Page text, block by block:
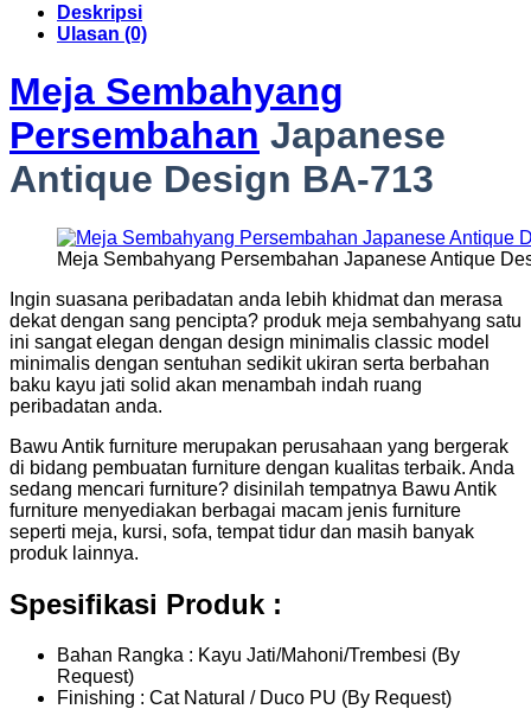
Deskripsi
Ulasan (0)
Meja Sembahyang
Persembahan Japanese
Antique Design BA-713
Meja Sembahyang Persembahan Japanese Antique
Ingin suasana peribadatan anda lebih khidmat dan merasa
dekat dengan sang pencipta? produk meja sembahyang satu
ini sangat elegan dengan design minimalis classic model
minimalis dengan sentuhan sedikit ukiran serta berbahan
baku kayu jati solid akan menambah indah ruang
peribadatan anda.
Bawu Antik furniture merupakan perusahaan yang bergerak
di bidang pembuatan furniture dengan kualitas terbaik. Anda
sedang mencari furniture? disinilah tempatnya Bawu Antik
furniture menyediakan berbagai macam jenis furniture
seperti meja, kursi, sofa, tempat tidur dan masih banyak
produk lainnya.
Spesifikasi Produk :
Bahan Rangka : Kayu Jati/Mahoni/Trembesi (By
Request)
Finishing : Cat Natural / Duco PU (By Request)